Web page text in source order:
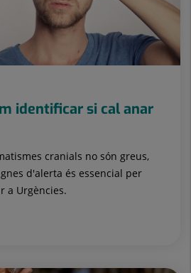
identificar si cal anar
cranials no són greus,
d'alerta és essencial per
a Urgències.